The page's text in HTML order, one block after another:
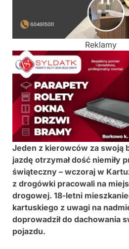
Reklamy
Jeden z kierowców za swoją
jazdę otrzymał dość niemiły
świąteczny – wczoraj w
z drogówki pracowali na
drogowej. 18-letni
kartuskiego z uwagi na
doprowadził do dachowania
pojazdu.